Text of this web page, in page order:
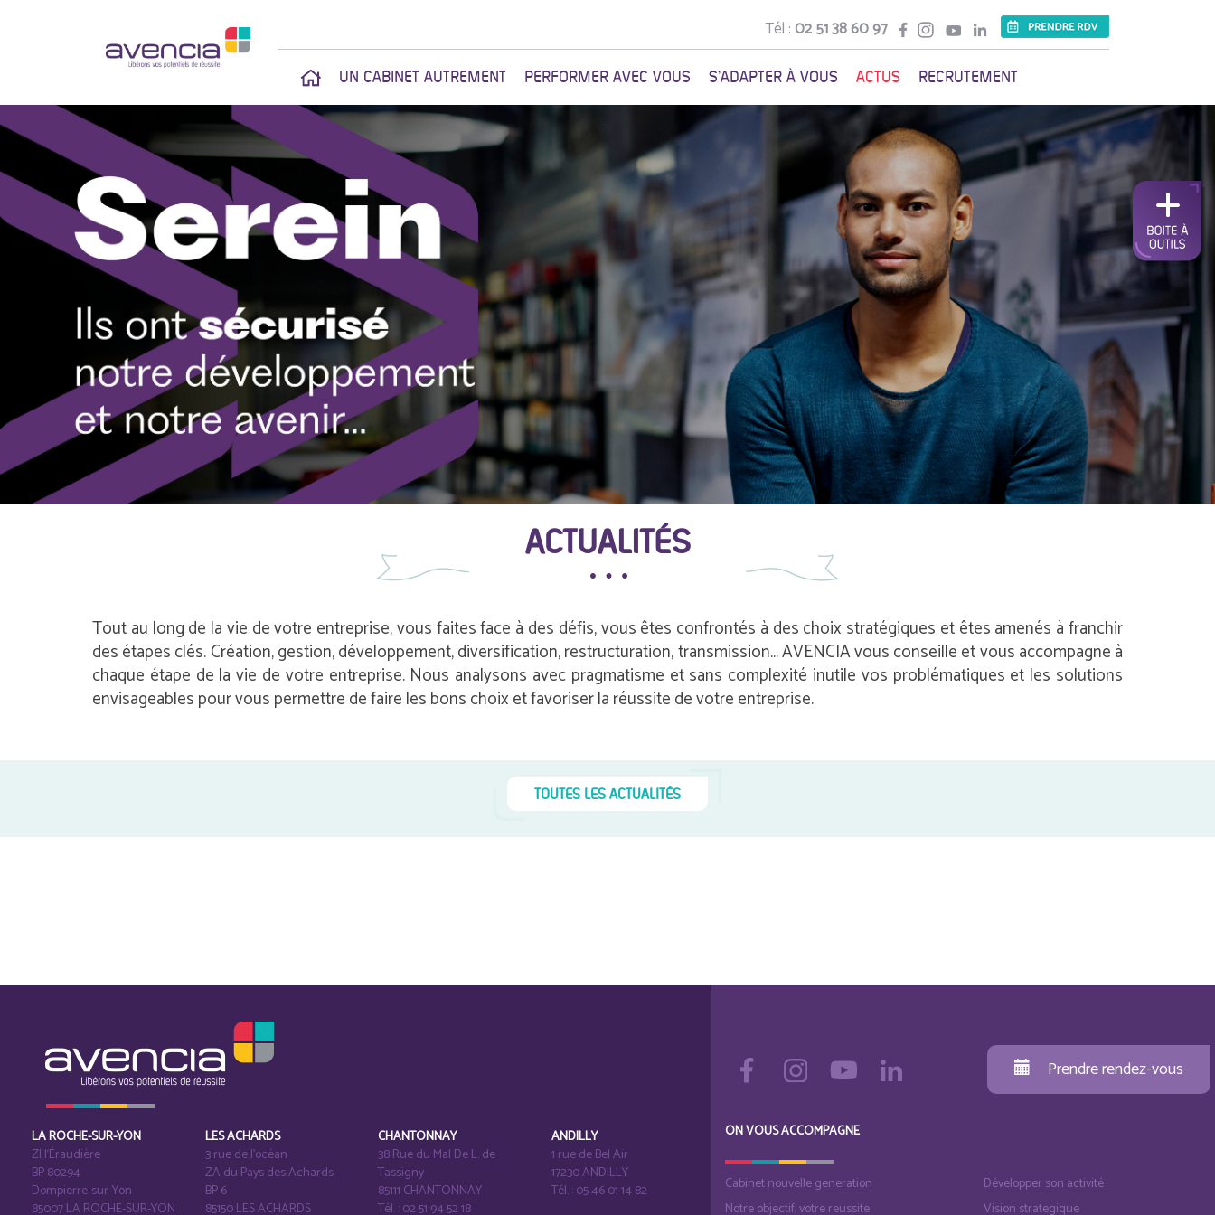
Tél :02 51 38 60 97
UN CABINET AUTREMENT PERFORMER AVEC VOUS S'ADAPTER À VOUS ACTUS RECRUTEMENT
ACTUALITÉS
Tout au long de la vie de votre entreprise, vous faites face à des défis, vous êtes confrontés à des choix stratégiques et êtes amenés à franchir
des étapes clés. Création, gestion, développement, diversification, restructuration, transmission… AVENCIA vous conseille et vous accompagne à
chaque étape de la vie de votre entreprise. Nous analysons avec pragmatisme et sans complexité inutile vos problématiques et les solutions
envisageables pour vous permettre de faire les bons choix et favoriser la réussite de votre entreprise.
TOUTES LES ACTUALITÉS
LA ROCHE-SUR-YON
ZI l‘Éraudière
BP 80294
Dompierre-sur-Yon
85007 LA ROCHE-SUR-YON
LES ACHARDS
3 rue de l’océan
ZA du Pays des Achards
BP 6
85150 LES ACHARDS
CHANTONNAY
38 Rue du Mal De L. de
Tassigny
85111 CHANTONNAY
Tél. : 02 51 94 52 18
ANDILLY
1 rue de Bel Air
17230 ANDILLY
Tél. : 05 46 01 14 82
Prendre rendez-vous
ON VOUS ACCOMPAGNE
Cabinet nouvelle generation
Notre objectif, votre reussite
Développer son activité
Vision strategique